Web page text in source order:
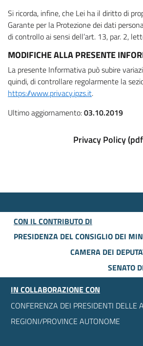
Si ricorda, infine, che Lei ha il diritto di
Garante per la Protezione dei dati
di controllo ai sensi dell’art. 13, par. 2,
MODIFICHE ALLA PRESENTE
La presente Informativa può subire
quindi, di controllare regolarmente la
https://www.privacy.ipzs.it.
Ultimo aggiornamento:03.10.2019
Privacy Policy
CON IL CONTRIBUTO DI
PRESIDENZA DEL CONSIGLIO DEI
CAMERA DEI
SENATO
IN COLLABORAZIONE CON
CONFERENZA DEI PRESIDENTI DELLE
REGIONI/PROVINCE AUTONOME